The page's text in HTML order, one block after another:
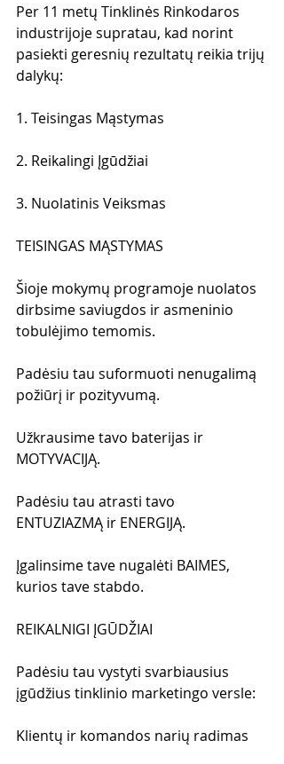
Per 11 metų Tinklinės Rinkodaros
industrijoje supratau, kad norint
pasiekti geresnių rezultatų reikia trijų
dalykų:
1. Teisingas Mąstymas
2. Reikalingi Įgūdžiai
3. Nuolatinis Veiksmas
TEISINGAS MĄSTYMAS
Šioje mokymų programoje nuolatos
dirbsime saviugdos ir asmeninio
tobulėjimo temomis.
Padėsiu tau suformuoti nenugalimą
požiūrį ir pozityvumą.
Užkrausime tavo baterijas ir
MOTYVACIJĄ.
Padėsiu tau atrasti tavo
ENTUZIAZMĄ ir ENERGIJĄ.
Įgalinsime tave nugalėti BAIMES,
kurios tave stabdo.
REIKALNIGI ĮGŪDŽIAI
Padėsiu tau vystyti svarbiausius
įgūdžius tinklinio marketingo versle:
Klientų ir komandos narių radimas